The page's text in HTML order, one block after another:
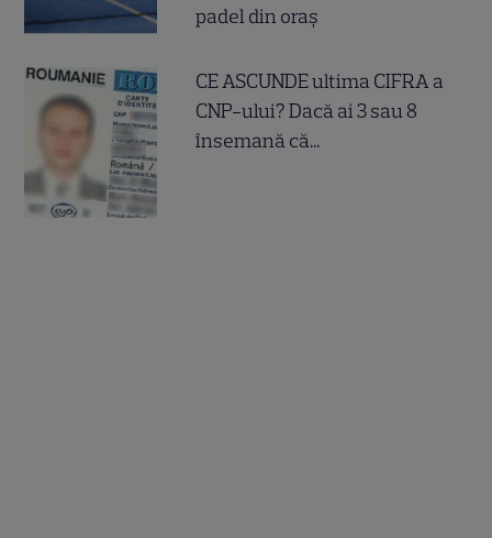
padel din oraș
CE ASCUNDE ultima CIFRA a
CNP-ului? Dacă ai 3 sau 8
însemană că...